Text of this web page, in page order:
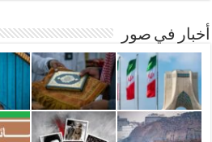
أخبار في صور